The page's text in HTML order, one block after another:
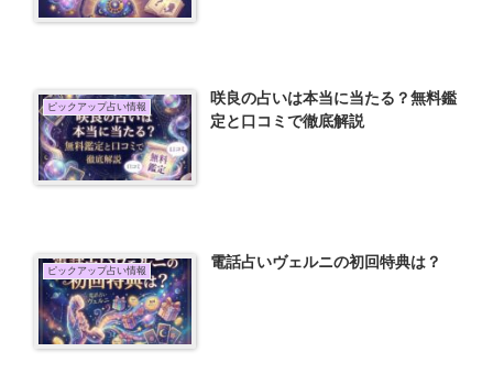
ピックアップ占い情報
咲良の占いは本当に当たる？無料鑑
定と口コミで徹底解説
ピックアップ占い情報 電話占いヴェルニの初回特典は？